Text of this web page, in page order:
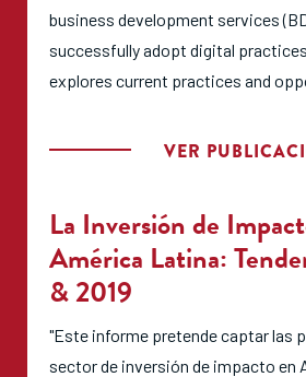
business development services
successfully adopt digital
explores current practices and
technologies to provide services
VER
La Inversión de
América Latina:
& 2019
"Este informe pretende captar las
sector de inversión de impacto en